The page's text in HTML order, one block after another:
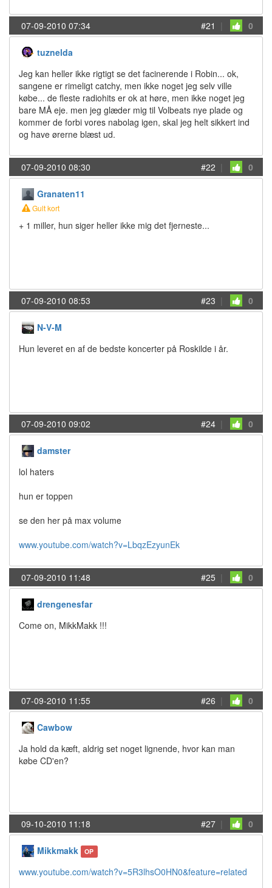
07-09-2010 07:34 #21 | 0
tuznelda
Jeg kan heller ikke rigtigt se det facinerende i Robin... ok,
sangene er rimeligt catchy, men ikke noget jeg selv ville
købe... de fleste radiohits er ok at høre, men ikke noget jeg
bare MÅ eje. men jeg glæder mig til Volbeats nye plade og
kommer de forbi vores nabolag igen, skal jeg helt sikkert ind
og have ørerne blæst ud.
07-09-2010 08:30 #22 | 0
Granaten11
Gult kort
+ 1 miller, hun siger heller ikke mig det fjerneste...
07-09-2010 08:53 #23 | 0
N-V-M
Hun leveret en af de bedste koncerter på Roskilde i år.
07-09-2010 09:02 #24 | 0
damster
lol haters
hun er toppen
se den her på max volume
www.youtube.com/watch?v=LbqzEzyunEk
07-09-2010 11:48 #25 | 0
drengenesfar
Come on, MikkMakk !!!
07-09-2010 11:55 #26 | 0
Cawbow
Ja hold da kæft, aldrig set noget lignende, hvor kan man
købe CD'en?
09-10-2010 11:18 #27 | 0
Mikkmakk OP
www.youtube.com/watch?v=5R3lhsO0HN0&feature=related